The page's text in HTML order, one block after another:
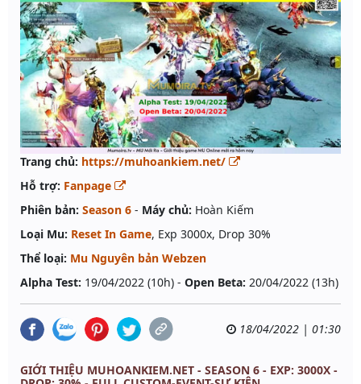
Trang chủ: https://muhoankiem.net/
Hỗ trợ: Fanpage
Phiên bản: Season 6 - Máy chủ: Hoàn Kiếm
Loại Mu: Reset In Game, Exp 3000x, Drop 30%
Thể loại: Mu Nguyên bản Webzen
Alpha Test: 19/04/2022 (10h) - Open Beta: 20/04/2022 (13h)
18/04/2022 | 01:30
GIỚI THIỆU MUHOANKIEM.NET - SEASON 6 - EXP: 3000X -